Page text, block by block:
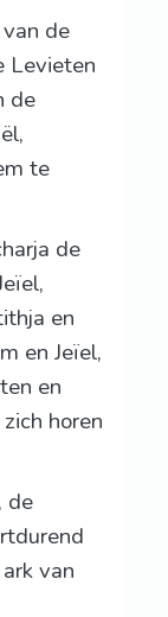
de
Levieten
de
te
de
en
en Jeïel,
en
horen
de
van